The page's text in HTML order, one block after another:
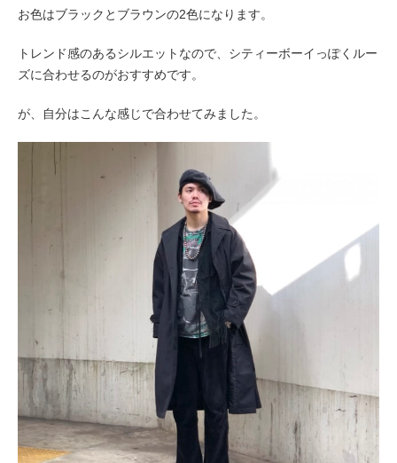
お色はブラックとブラウンの2色になります。
トレンド感のあるシルエットなので、シティーボーイっぽくルー
ズに合わせるのがおすすめです。
が、自分はこんな感じで合わせてみました。